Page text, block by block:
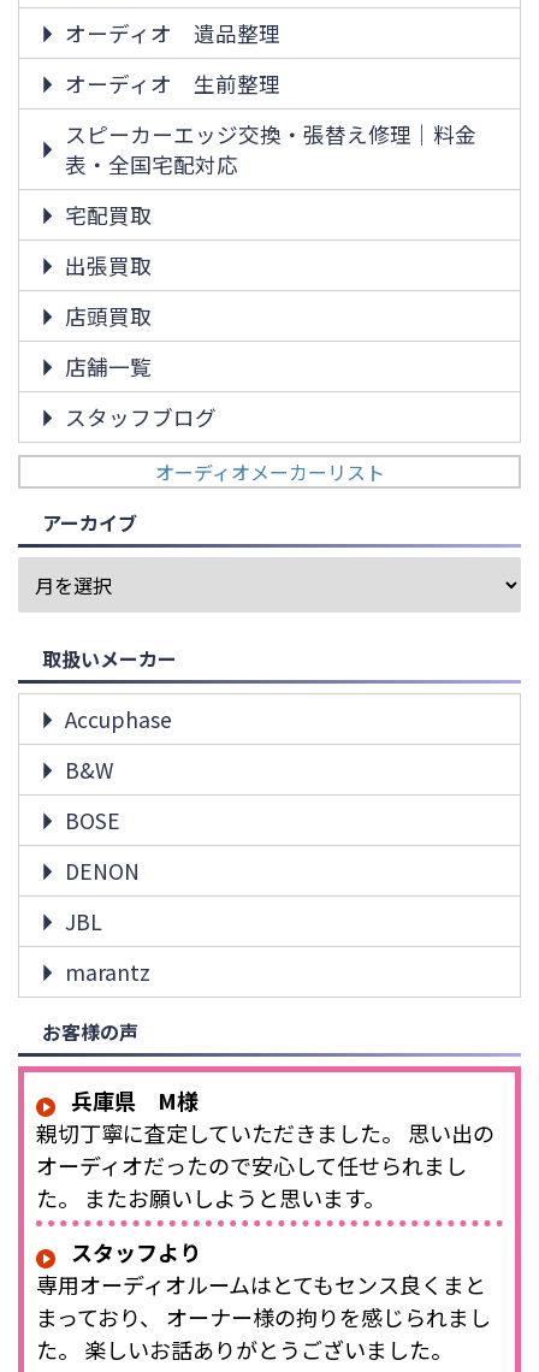
オーディオ 遺品整理
オーディオ 生前整理
スピーカーエッジ交換・張替え修理｜料金
表・全国宅配対応
宅配買取
出張買取
店頭買取
店舗一覧
スタッフブログ
オーディオメーカーリスト
アーカイブ
取扱いメーカー
Accuphase
B&W
BOSE
DENON
JBL
marantz
お客様の声
兵庫県 M様
親切丁寧に査定していただきました。 思い出の
オーディオだったので安心して任せられまし
た。 またお願いしようと思います。
スタッフより
専用オーディオルームはとてもセンス良くまと
まっており、 オーナー様の拘りを感じられまし
た。 楽しいお話ありがとうございました。